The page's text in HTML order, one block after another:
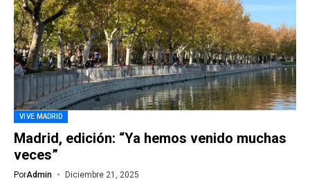
VIVE MADRID
Madrid, edición: “Ya hemos venido muchas
veces”
PorAdmin Diciembre 21, 2025